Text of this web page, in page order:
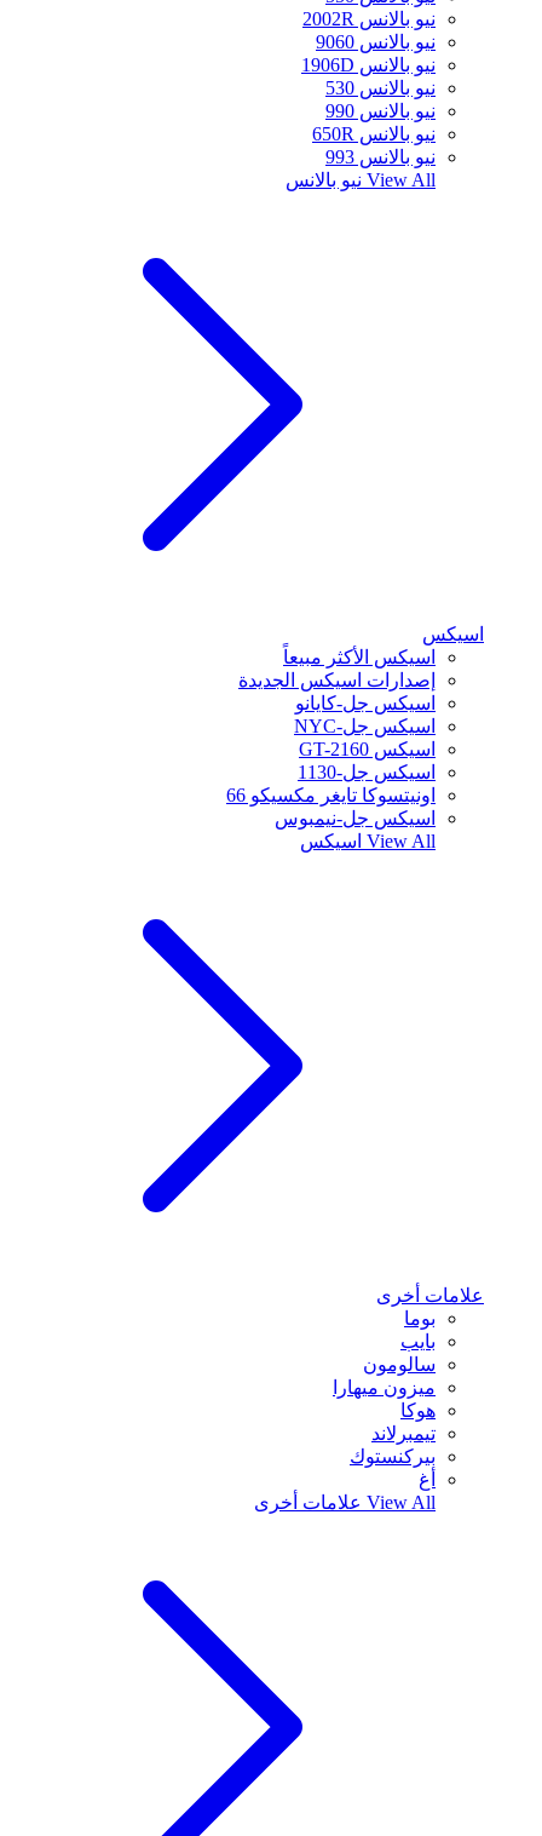
نيو بالانس 2002R
نيو بالانس 9060
نيو بالانس 1906D
نيو بالانس 530
نيو بالانس 990
نيو بالانس 650R
نيو بالانس 993
View All نيو بالانس
اسيكس
اسيكس الأكثر مبيعاً
إصدارات اسيكس الجديدة
اسيكس جل-كايانو
اسيكس جل-NYC
اسيكس GT-2160
اسيكس جل-1130
اونيتسوكا تايغر مكسيكو 66
اسيكس جل-نيمبوس
View All اسيكس
علامات أخرى
بوما
بايب
سالومون
ميزون ميهارا
هوكا
تيمبرلاند
بيركنستوك
أغ
View All علامات أخرى